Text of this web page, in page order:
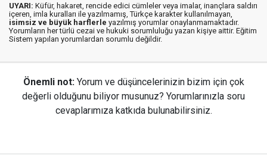
UYARI: Küfür, hakaret, rencide edici cümleler veya imalar, inançlara saldırı
içeren, imla kuralları ile yazılmamış, Türkçe karakter kullanılmayan,
isimsiz ve büyük harflerle yazılmış yorumlar onaylanmamaktadır.
Yorumların her türlü cezai ve hukuki sorumluluğu yazan kişiye aittir. Eğitim
Sistem yapılan yorumlardan sorumlu değildir.
Önemli not: Yorum ve düşüncelerinizin bizim için çok
değerli olduğunu biliyor musunuz? Yorumlarınızla soru
cevaplarımıza katkıda bulunabilirsiniz.